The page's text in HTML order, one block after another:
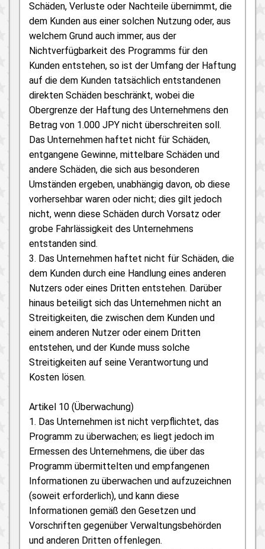
Schäden, Verluste oder Nachteile übernimmt, die
dem Kunden aus einer solchen Nutzung oder, aus
welchem Grund auch immer, aus der
Nichtverfügbarkeit des Programms für den
Kunden entstehen, so ist der Umfang der Haftung
auf die dem Kunden tatsächlich entstandenen
direkten Schäden beschränkt, wobei die
Obergrenze der Haftung des Unternehmens den
Betrag von 1.000 JPY nicht überschreiten soll.
Das Unternehmen haftet nicht für Schäden,
entgangene Gewinne, mittelbare Schäden und
andere Schäden, die sich aus besonderen
Umständen ergeben, unabhängig davon, ob diese
vorhersehbar waren oder nicht; dies gilt jedoch
nicht, wenn diese Schäden durch Vorsatz oder
grobe Fahrlässigkeit des Unternehmens
entstanden sind.
3. Das Unternehmen haftet nicht für Schäden, die
dem Kunden durch eine Handlung eines anderen
Nutzers oder eines Dritten entstehen. Darüber
hinaus beteiligt sich das Unternehmen nicht an
Streitigkeiten, die zwischen dem Kunden und
einem anderen Nutzer oder einem Dritten
entstehen, und der Kunde muss solche
Streitigkeiten auf seine Verantwortung und
Kosten lösen.
Artikel 10 (Überwachung)
1. Das Unternehmen ist nicht verpflichtet, das
Programm zu überwachen; es liegt jedoch im
Ermessen des Unternehmens, die über das
Programm übermittelten und empfangenen
Informationen zu überwachen und aufzuzeichnen
(soweit erforderlich), und kann diese
Informationen gemäß den Gesetzen und
Vorschriften gegenüber Verwaltungsbehörden
und anderen Dritten offenlegen.